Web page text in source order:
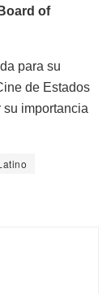
of
para su
de Estados
importancia